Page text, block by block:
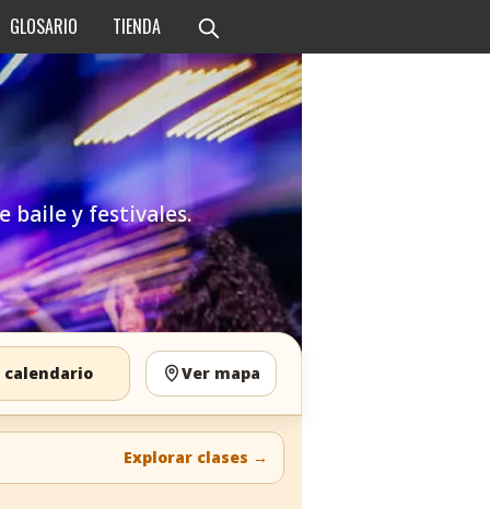
GLOSARIO TIENDA
baile y festivales.
calendario Ver mapa
Explorar clases →